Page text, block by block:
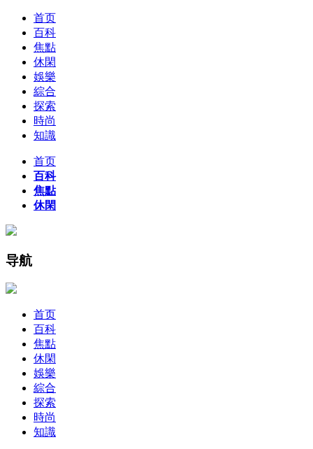
首页
百科
焦點
休閑
娛樂
綜合
探索
時尚
知識
首页
百科
焦點
休閑
导航
首页
百科
焦點
休閑
娛樂
綜合
探索
時尚
知識